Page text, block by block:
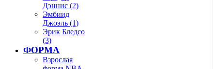
Дэннис (2)
Эмбиид
Джоэль (1)
Эрик Бледсо
(3)
ФОРМА
Взрослая